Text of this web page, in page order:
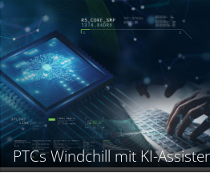
PTCs Windchill mit KI-